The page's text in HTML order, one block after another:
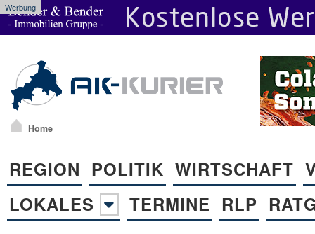
Werbung
Home
REGION POLITIK WIRTSCHAFT
LOKALES
TERMINE RLP